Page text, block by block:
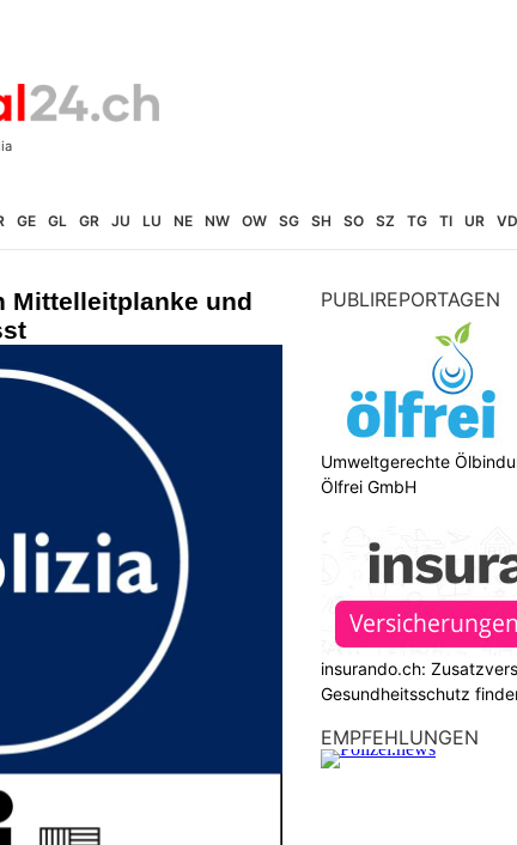
GE GL GR JU LU NE NW OW SG SH SO SZ TG TI UR VD
Mittelleitplanke und
PUBLIREPORTAGEN
Umweltgerechte
Ölfrei GmbH
insurando.ch:
Gesundheitsschutz
EMPFEHLUNGEN